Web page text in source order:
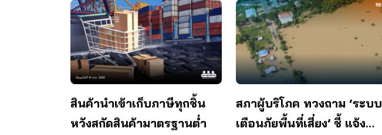
สินค้านำเข้าเก็บภาษีทุกชิ้น
หวังสกัดสินค้ามาตรฐานต่ำ
สภาผู้บริโภค ทวงถาม ‘ระบบ
เตือนภัยพื้นที่เสี่ยง’ ชี้ แจ้ง